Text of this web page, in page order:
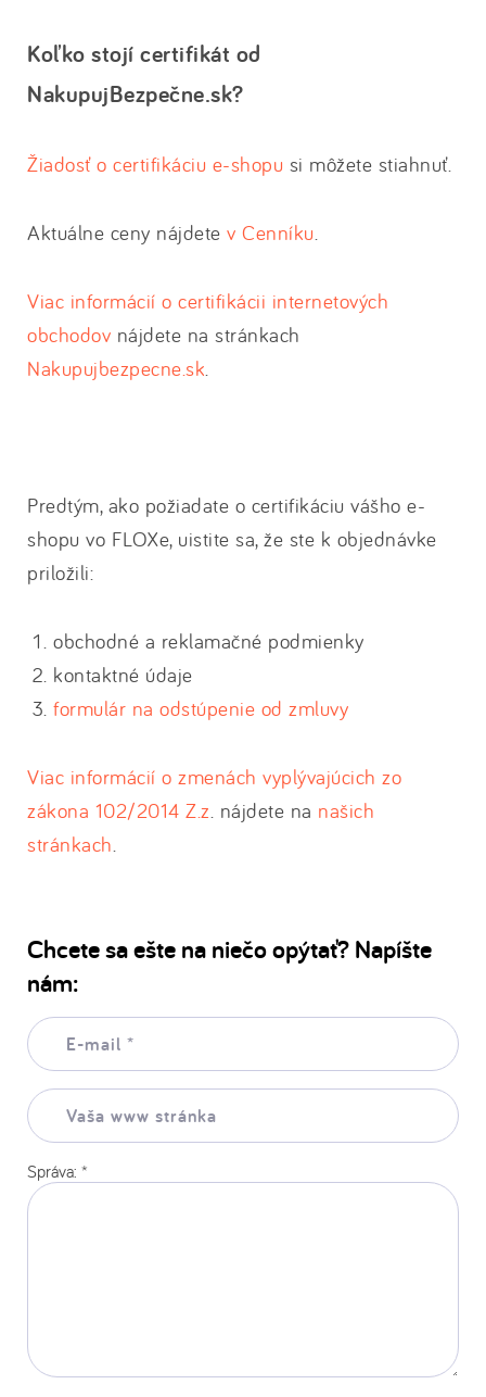
Koľko stojí certifikát od
NakupujBezpečne.sk?
Žiadosť o certifikáciu e-shopu si môžete stiahnuť.
Aktuálne ceny nájdete v Cenníku.
Viac informácií o certifikácii internetových
obchodov nájdete na stránkach
Nakupujbezpecne.sk.
Predtým, ako požiadate o certifikáciu vášho e-
shopu vo FLOXe, uistite sa, že ste k objednávke
priložili:
obchodné a reklamačné podmienky
kontaktné údaje
formulár na odstúpenie od zmluvy
Viac informácií o zmenách vyplývajúcich zo
zákona 102/2014 Z.z. nájdete na našich
stránkach.
Chcete sa ešte na niečo opýtať? Napíšte
nám:
E-
mail:
Vaša
www
stránka:
Správa: *